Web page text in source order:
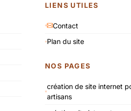
LIENS UTILES
Contact
Plan du site
NOS PAGES
création de site internet
artisans